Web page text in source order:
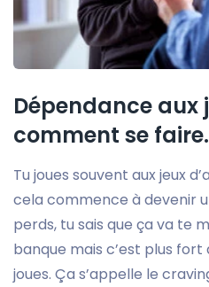
Dépendance aux
comment se
Tu joues souvent aux jeux
cela commence à devenir
perds, tu sais que ça va te
banque mais c’est plus fort
joues. Ça s’appelle le